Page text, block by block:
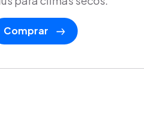
Comprar